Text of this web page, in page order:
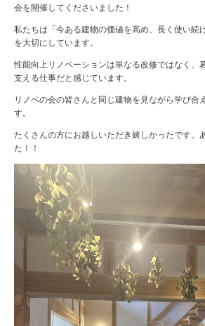
会を開催してくださいました！
私たちは「今ある建物の価値を高め、長く使い続
を大切にしています。
性能向上リノベーションは単なる改修ではなく、
支える仕事だと感じています。
リノベの会の皆さんと同じ建物を見ながら学び合
す。
たくさんの方にお越しいただき嬉しかったです。
た！！